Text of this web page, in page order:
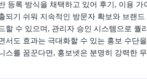
등록 방식을 채택하고 있어 후기, 이용
되기 쉬워 지속적인 방문자 확보와 브랜
할 수 있으며, 관리자 승인 시스템으로
서도 효과는 극대화할 수 있는 홍보 수단
스를 꿈꾼다면, 홍보넷은 분명히 강력한